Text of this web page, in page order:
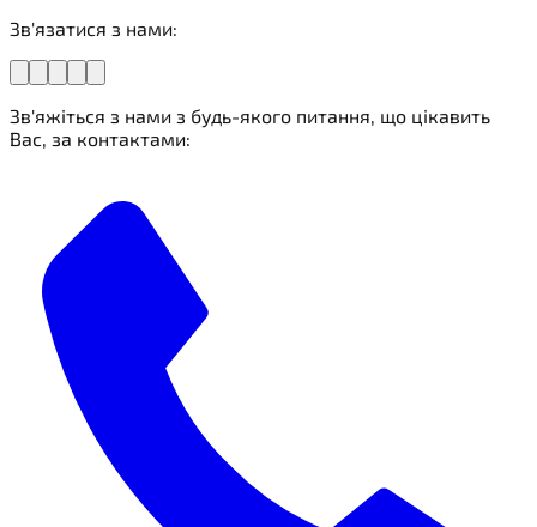
Зв'язатися з нами:
Зв'яжіться з нами з будь-якого питання, що цікавить
Вас, за контактами: